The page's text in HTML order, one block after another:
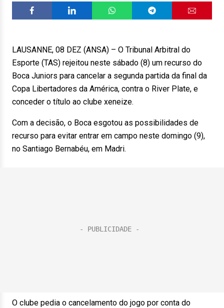
LAUSANNE, 08 DEZ (ANSA) – O Tribunal Arbitral do
Esporte (TAS) rejeitou neste sábado (8) um recurso do
Boca Juniors para cancelar a segunda partida da final da
Copa Libertadores da América, contra o River Plate, e
conceder o título ao clube xeneize.
Com a decisão, o Boca esgotou as possibilidades de
recurso para evitar entrar em campo neste domingo (9),
no Santiago Bernabéu, em Madri.
O clube pedia o cancelamento do jogo por conta do